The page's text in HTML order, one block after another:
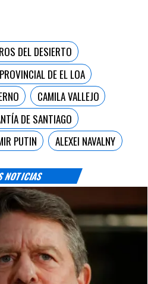
NOTICIAS
DEL DESIERTO
DE EL LOA
CAMILA VALLEJO
DE SANTIAGO
PUTIN
ALEXEI NAVALNY